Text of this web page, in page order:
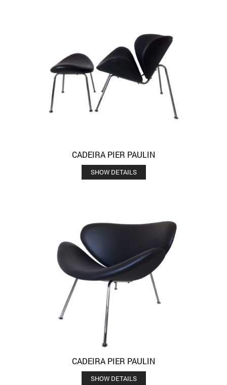
CADEIRA PIER PAULIN
SHOW DETAILS
CADEIRA PIER PAULIN
SHOW DETAILS